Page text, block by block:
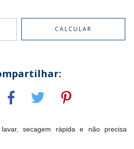
CALCULAR
secagem rápida e não precisa